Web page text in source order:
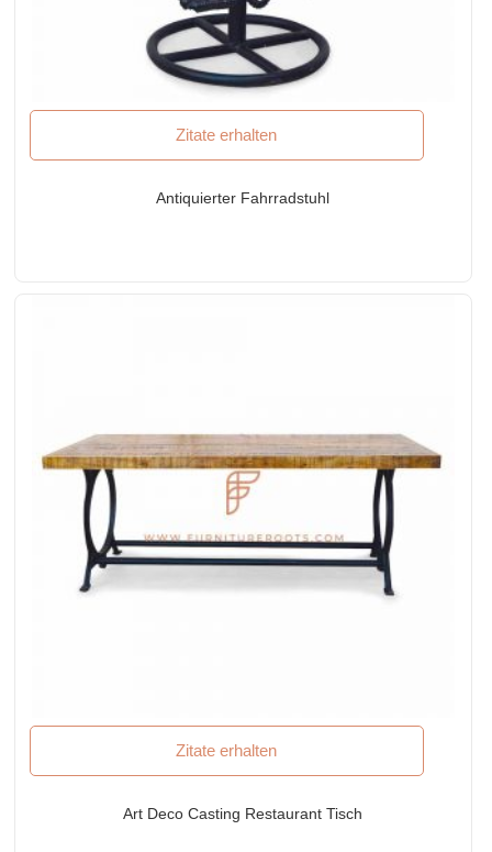
Zitate erhalten
Antiquierter Fahrradstuhl
Zitate erhalten
Art Deco Casting Restaurant Tisch